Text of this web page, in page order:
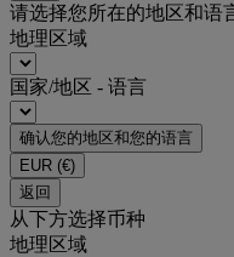
请选择您所在的地区和语
地理区域
国家/地区 - 语言
确认您的地区和您的语言
EUR (€)
返回
从下方选择币种
地理区域